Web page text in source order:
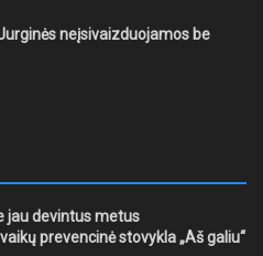
neįsivaizduojamos be
jau devintus metus
prevencinė stovykla „Aš galiu“